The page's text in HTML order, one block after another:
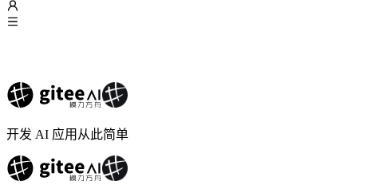
开发 AI 应用从此简单